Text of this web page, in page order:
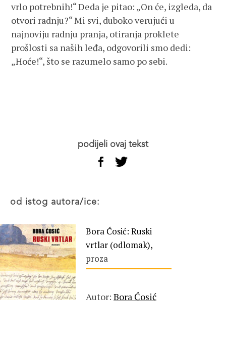
vrlo potrebnih!“ Deda je pitao: „On će, izgleda, da
otvori radnju?“ Mi svi, duboko verujući u
najnoviju radnju pranja, otiranja proklete
prošlosti sa naših leđa, odgovorili smo dedi:
„Hoće!“, što se razumelo samo po sebi.
podijeli ovaj tekst
od istog autora/ice:
Bora Ćosić: Ruski
vrtlar (odlomak),
proza
Autor: Bora Ćosić